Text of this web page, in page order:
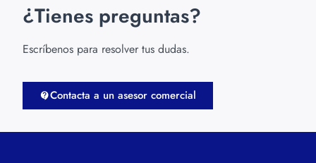
¿Tienes preguntas?
Escríbenos para resolver tus dudas.
Contacta a un asesor comercial